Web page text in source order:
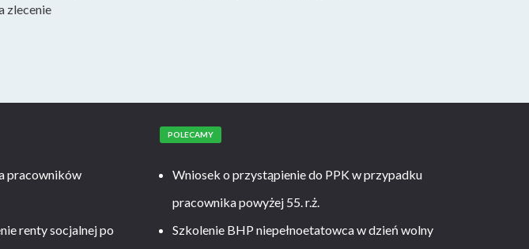
zlecenie
pracowników
renty socjalnej po
POLECAMY
Wniosek o przystąpienie do PPK w przypadku
pracownika powyżej 55. r.ż.
Szkolenie BHP niepełnoetatowca w dzień wolny